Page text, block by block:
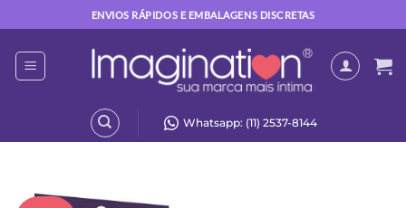
to
content
ENVIOS RÁPIDOS E EMBALAGENS DISCRETAS
Whatsapp: (11) 2537-8144